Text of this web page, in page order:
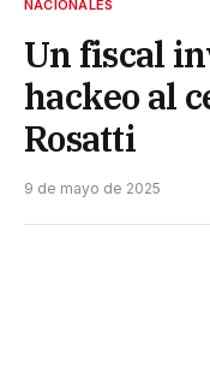
NACIONALES
Un fiscal
hackeo al
Rosatti
9 de mayo de 2025